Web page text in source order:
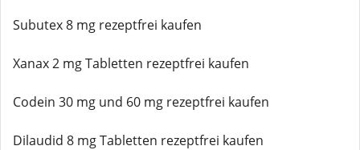
Subutex 8 mg rezeptfrei kaufen
Xanax 2 mg Tabletten rezeptfrei kaufen
Codein 30 mg und 60 mg rezeptfrei kaufen
Dilaudid 8 mg Tabletten rezeptfrei kaufen